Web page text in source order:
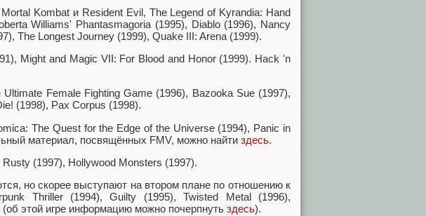
Kombat и Resident Evil, The Legend of Kyrandia: Hand
Williams' Phantasmagoria (1995), Diablo (1996), Nancy
The Longest Journey (1999), Quake III: Arena (1999).
Might and Magic VII: For Blood and Honor (1999). Hack 'n
Female Fighting Game (1996), Bazooka Sue (1997),
(1998), Pax Corpus (1998).
The Quest for the Edge of the Universe (1994), Panic in
материал, посвящённых FMV, можно найти здесь.
(1997), Hollywood Monsters (1997).
но скорее выступают на втором плане по отношению к
Thriller (1994), Guilty (1995), Twisted Metal (1996),
этой игре информацию можно почерпнуть здесь).